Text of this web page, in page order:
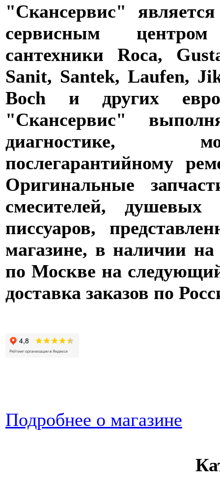
"Скансервис"
сервисным
сантехники Roca,
Sanit, Santek, Laufen,
Boch и других
"Скансервис"
диагностике,
послегарантийному
Оригинальные
смесителей, душевых
писсуаров,
магазине, в наличии на
по Москве на
доставка заказов по
Подробнее о магазине